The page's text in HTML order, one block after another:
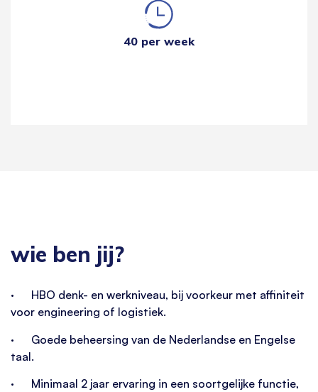
40 per week
wie ben jij?
· HBO denk- en werkniveau, bij voorkeur met affiniteit
voor engineering of logistiek.
· Goede beheersing van de Nederlandse en Engelse
taal.
· Minimaal 2 jaar ervaring in een soortgelijke functie,